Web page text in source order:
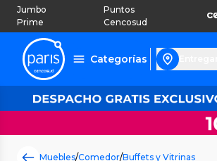
Jumbo
Prime
Puntos
Cencosud
Categorías
Muebles/Comedor/Buffets y Vitrinas